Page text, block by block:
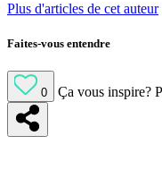
Plus d'articles de cet auteur
Faites-vous entendre
0 Ça vous inspire?